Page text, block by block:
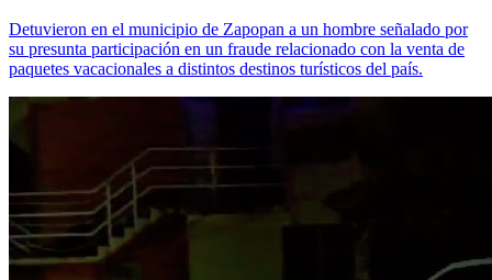
Detuvieron en el municipio de Zapopan a un hombre señalado por
su presunta participación en un fraude relacionado con la venta de
paquetes vacacionales a distintos destinos turísticos del país.